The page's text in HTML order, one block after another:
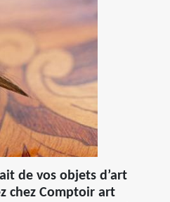
de vos objets d’art
chez Comptoir art